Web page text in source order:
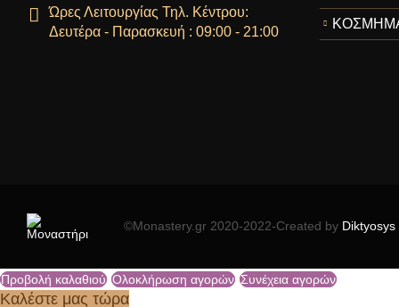
Ώρες Λειτουργίας Τηλ. Κέντρου:
Δευτέρα - Παρασκευή : 09:00 - 21:00
©Monastery.gr 2020-2022-Created by Diktyosys
Προβολή καλαθιού Ολοκλήρωση αγορών Συνέχεια αγορών
Καλέστε μας τώρα